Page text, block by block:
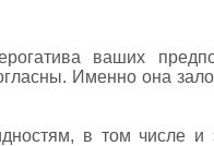
ваших
Именно она
в том числе и